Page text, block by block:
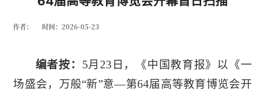
作者： 时间：2026-05-23
编者按： 5月23日，《中国教育报》以《一
场盛会，万般“新”意—第64届高等教育博览会开